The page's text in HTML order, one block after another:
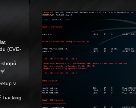
(CVE-
shopů
v
hacking